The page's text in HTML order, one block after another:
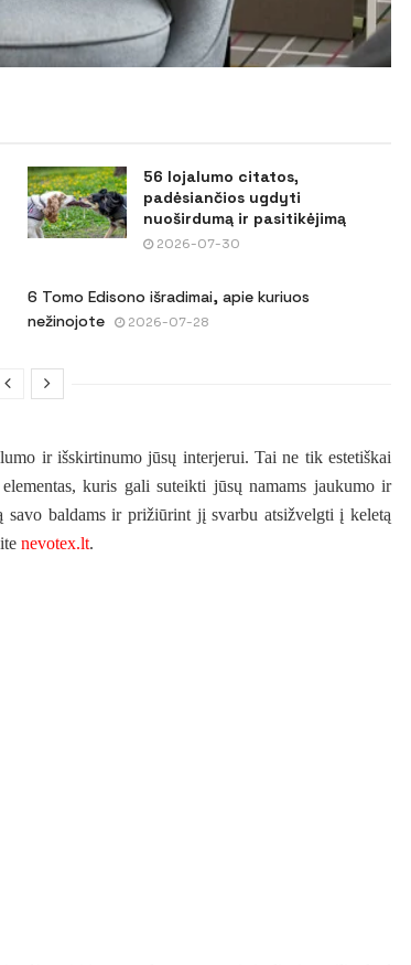
56 lojalumo citatos,
padėsiančios ugdyti
nuoširdumą ir pasitikėjimą
2026-07-30
6 Tomo Edisono išradimai, apie kuriuos
nežinojote
2026-07-28
ir išskirtinumo jūsų interjerui. Tai ne tik estetiškai
kuris gali suteikti jūsų namams jaukumo ir
savo baldams ir prižiūrint jį svarbu atsižvelgti į keletą
nevotex.lt.